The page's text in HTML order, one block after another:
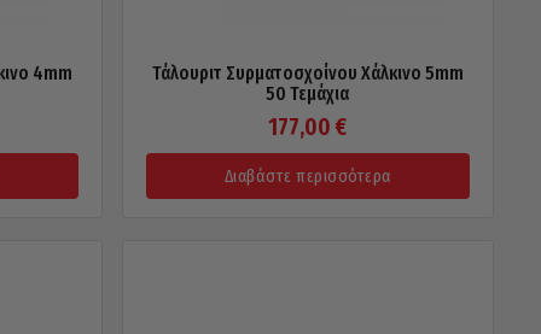
4mm
Τάλουριτ Συρματοσχοίνου Χάλκινο 5mm
50 Τεμάχια
177,00 €
Διαβάστε περισσότερα